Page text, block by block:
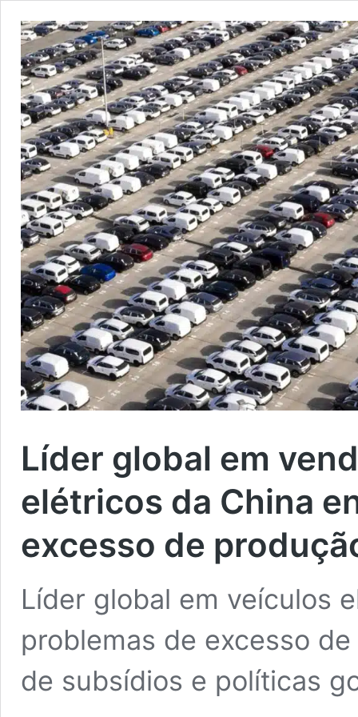
Líder global em
elétricos da China
excesso de
Líder global em veículos
problemas de excesso
de subsídios e políticas